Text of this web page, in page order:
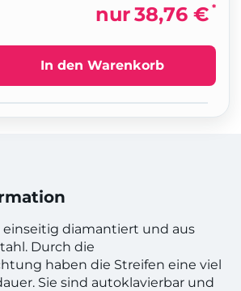
nur38,76 € *
In den Warenkorb
diamantiert und aus
Durch die
haben die Streifen eine viel
Sie sind autoklavierbar und